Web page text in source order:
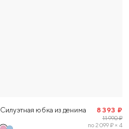
Силуэтная юбка из денима 8 393 ₽
11 990 ₽
по 2 099 ₽ × 4